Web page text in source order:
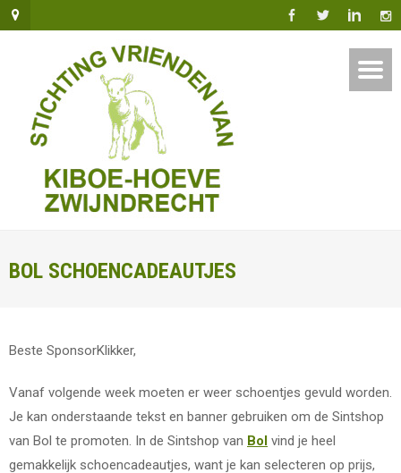
BOL SCHOENCADEAUTJES
Beste SponsorKlikker,
Vanaf volgende week moeten er weer schoentjes gevuld worden.
Je kan onderstaande tekst en banner gebruiken om de Sintshop
van Bol te promoten. In de Sintshop van Bol vind je heel
gemakkelijk schoencadeautjes, want je kan selecteren op prijs,